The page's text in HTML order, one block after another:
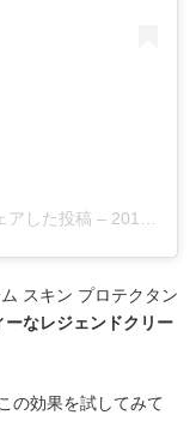
アした投稿 – 2019年 2月月18日午前6時31分PST
スキン プロテクタン
ーなレジェンドクリー
の効果を試してみて